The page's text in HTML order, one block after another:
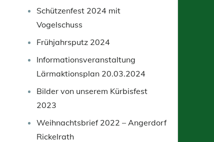
Schützenfest 2024 mit
Vogelschuss
Frühjahrsputz 2024
Informationsveranstaltung
Lärmaktionsplan 20.03.2024
Bilder von unserem Kürbisfest
2023
Weihnachtsbrief 2022 – Angerdorf
Rickelrath